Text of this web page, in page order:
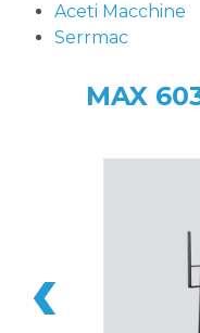
Aceti Macchine
Serrmac
MAX